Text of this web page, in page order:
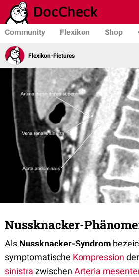
Community Flexikon Shop
Flexikon-Pictures
Nussknacker-
Als Nussknacker-Syndrom
symptomatische Kompression der
sinistra zwischen Arteria